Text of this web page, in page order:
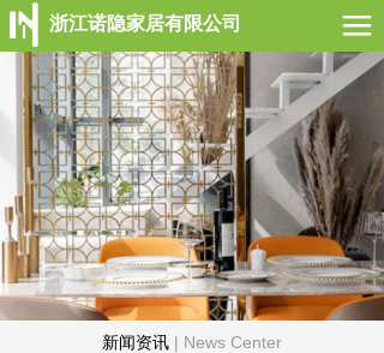
浙江诺隐家居有限公司
网站首页
公司简介
案例展示
新闻动态
联系我们
新闻资讯 | News Center